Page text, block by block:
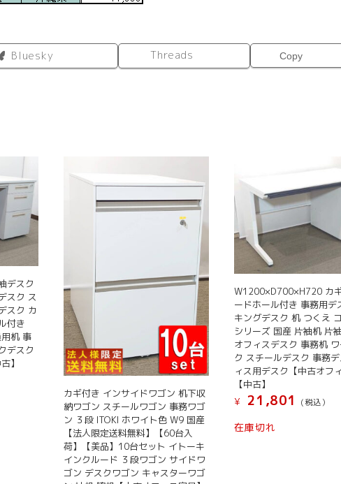
Bluesky Threads Copy
デスク
スク ス
スク カ
付き
机 事
デスク
】
カギ付き インサイドワゴン 机下収
納ワゴン スチールワゴン 事務ワゴ
ン ３段 ITOKI ホワイト色 W9 国産
【法人限定送料無料】【60台入
荷】【美品】10台セット イトーキ
インクルード ３段ワゴン サイドワ
ゴン デスクワゴン キャスターワゴ
W1200×D700×H720 カ
ードホール付き 事務用デ
キングデスク 机 つくえ
シリーズ 国産 片袖机 片
オフィスデスク 事務机
ク スチールデスク 事務
ィス用デスク【中古オフ
【中古】
¥
21,801 (税込）
在庫切れ